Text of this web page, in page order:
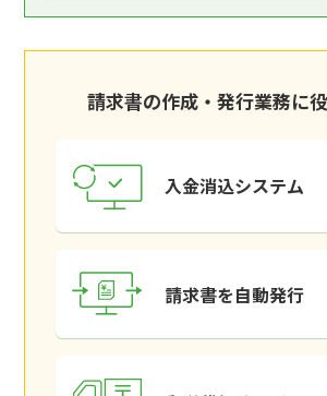
請求書の作成・発行業務に
入金消込システム
請求書を自動発行